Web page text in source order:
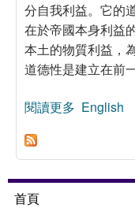
分自我利益。它的
在於帝國本身利益
本土的物質利益，
道德性是建立在前
閱讀更多 關於托克
English
首頁